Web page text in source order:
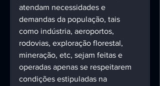
atendam necessidades e
demandas da população, tais
como indústria, aeroportos,
rodovias, exploração florestal,
mineração, etc, sejam feitas e
operadas apenas se respeitarem
condições estipuladas na